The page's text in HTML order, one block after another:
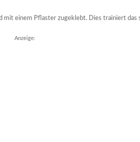
mit einem Pflaster zugeklebt. Dies trainiert das
Anzeige: